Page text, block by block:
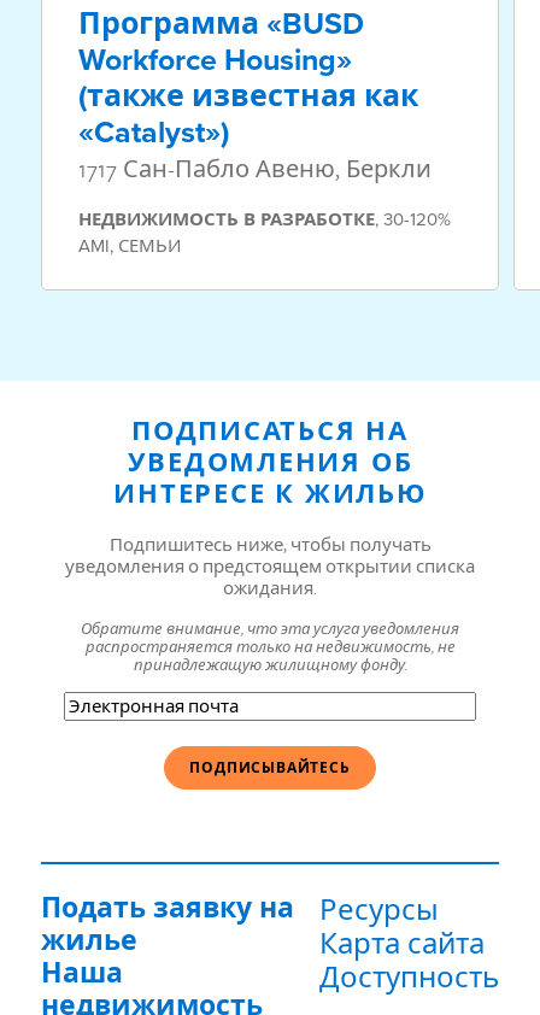
Программа «BUSD
Workforce Housing»
(также известная как
«Catalyst»)
1717 Сан-Пабло Авеню, Беркли
НЕДВИЖИМОСТЬ В РАЗРАБОТКЕ,30-120%
AMI, СЕМЬИ
ПОДПИСАТЬСЯ НА
УВЕДОМЛЕНИЯ ОБ
ИНТЕРЕСЕ К ЖИЛЬЮ
Подпишитесь ниже, чтобы получать
уведомления о предстоящем открытии списка
ожидания.
Обратите внимание, что эта услуга уведомления
распространяется только на недвижимость, не
принадлежащую жилищному фонду.
Электронная
почта(Обязательно)
Подать заявку на
жилье
Наша
недвижимость
Ресурсы
Карта сайта
Доступность